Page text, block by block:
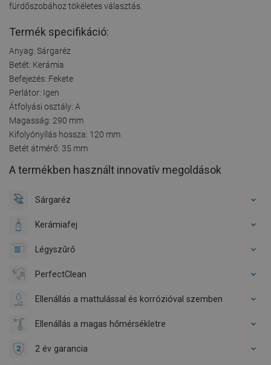
fürdőszobához tökéletes választás.
Termék specifikáció:
Anyag: Sárgaréz
Betét: Kerámia
Befejezés: Fekete
Perlátor: Igen
Átfolyási osztály: A
Magasság: 290 mm
Kifolyónyílás hossza: 120 mm
Betét átmérő: 35 mm
A termékben használt innovatív megoldások
Sárgaréz
Kerámiafej
Légyszűrő
PerfectClean
Ellenállás a mattulással és korrózióval szemben
Ellenállás a magas hőmérsékletre
2 év garancia